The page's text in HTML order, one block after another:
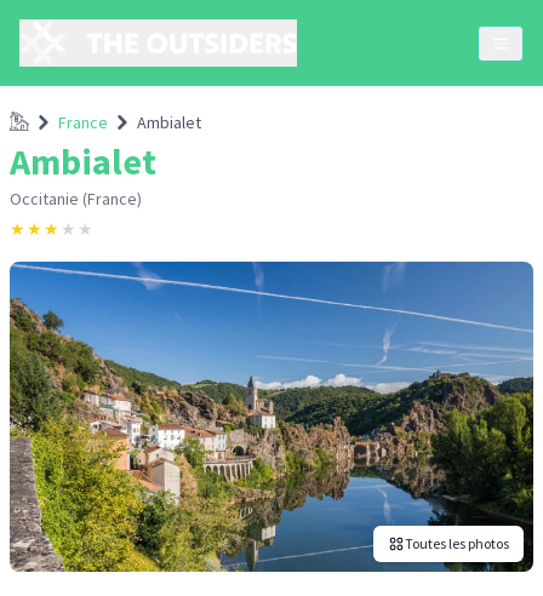
Accueil
France Ambialet
Ambialet
Occitanie (France)
★★★ ★ ★
Toutes les photos